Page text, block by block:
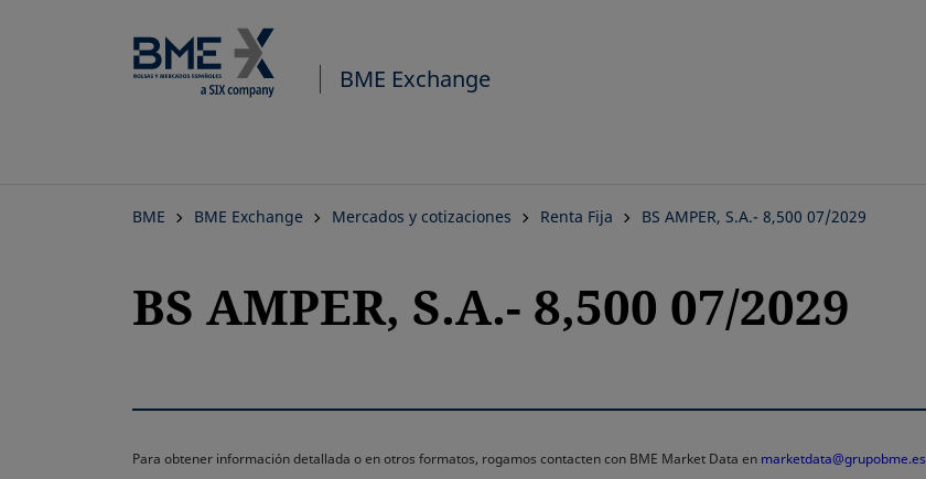
BME Exchange
BME BME Exchange Mercados y cotizaciones Renta Fija BS AMPER, S.A.- 8,500 07/2029
BS AMPER, S.A.- 8,500 07/2029
Para obtener información detallada o en otros formatos, rogamos contacten con BME Market Data en marketdata@grupobme.es